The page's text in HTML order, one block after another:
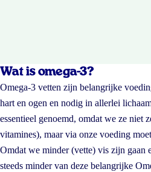
Wat is omega-3?
Omega-3 vetten zijn belangrijke
hart en ogen en nodig in allerlei
essentieel genoemd, omdat we ze niet
vitamines), maar via onze voeding
Omdat we minder (vette) vis zijn gaan
steeds minder van deze belangrijke